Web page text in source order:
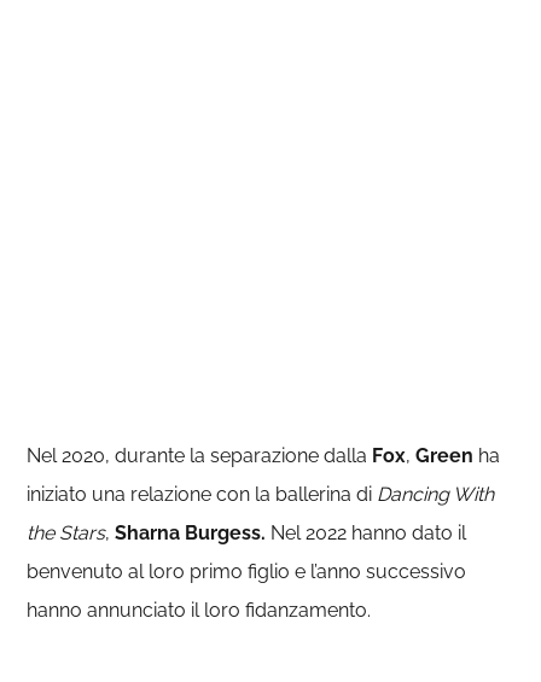
Nel 2020, durante la separazione dalla Fox,Green ha
iniziato una relazione con la ballerina di Dancing With
the Stars,Sharna Burgess. Nel 2022 hanno dato il
benvenuto al loro primo figlio e l’anno successivo
hanno annunciato il loro fidanzamento.